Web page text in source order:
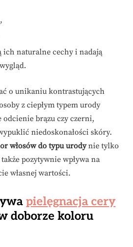
ich naturalne cechy i nadają
o unikaniu kontrastujących
z ciepłym typem urody
brązu czy czerni,
niedoskonałości skóry.
włosów do typu urodynie tylko
pozytywnie wpływa na
własnej wartości.
pielęgnacja cery
doborze koloru